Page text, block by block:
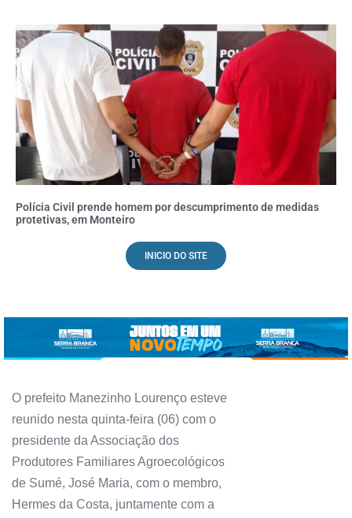
Polícia Civil prende homem por descumprimento de medidas
protetivas, em Monteiro
INICIO DO SITE
O prefeito Manezinho Lourenço esteve
reunido nesta quinta-feira (06) com o
presidente da Associação dos
Produtores Familiares Agroecológicos
de Sumé, José Maria, com o membro,
Hermes da Costa, juntamente com a